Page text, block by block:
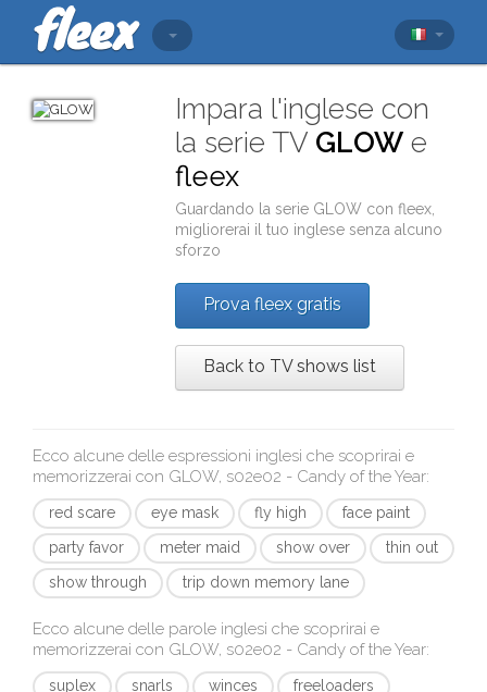
Impara l'inglese con
la serie TV GLOW e
fleex
Guardando la serie GLOW confleex
migliorerai il tuo inglese senza alcuno
sforzo
Prova fleex gratis
Back to TV shows list
Ecco alcune delle espressioni inglesi che scoprirai e
memorizzerai con GLOW, s02e02 - Candy of the Year:
red scare eye mask fly high
face paint
party favor
meter maid show over
thin out
show through
trip down memory lane
Ecco alcune delle parole inglesi che scoprirai e
memorizzerai con GLOW, s02e02 - Candy of the Year:
suplex snarls winces
freeloaders